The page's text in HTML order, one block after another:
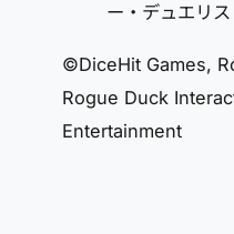
ー・デュエリス
©DiceHit Games,
Rogue Duck
Entertainment